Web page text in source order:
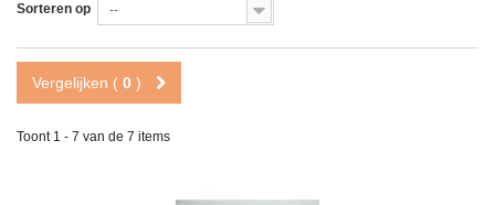
Sorteren op --
Vergelijken ( 0 )
Toont 1 - 7 van de 7 items